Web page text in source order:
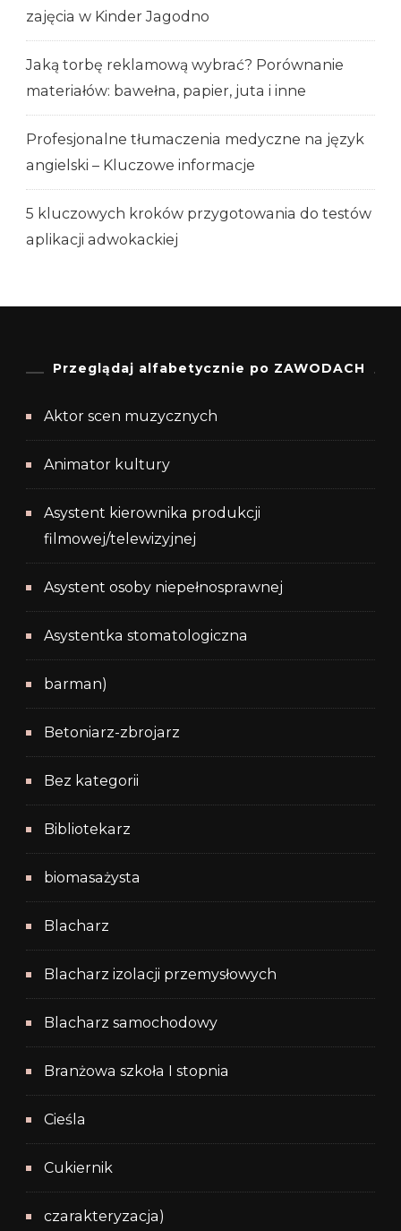
zajęcia w Kinder Jagodno
Jaką torbę reklamową wybrać? Porównanie
materiałów: bawełna, papier, juta i inne
Profesjonalne tłumaczenia medyczne na język
angielski – Kluczowe informacje
5 kluczowych kroków przygotowania do testów
aplikacji adwokackiej
Przeglądaj alfabetycznie po ZAWODACH
Aktor scen muzycznych
Animator kultury
Asystent kierownika produkcji
filmowej/telewizyjnej
Asystent osoby niepełnosprawnej
Asystentka stomatologiczna
barman)
Betoniarz-zbrojarz
Bez kategorii
Bibliotekarz
biomasażysta
Blacharz
Blacharz izolacji przemysłowych
Blacharz samochodowy
Branżowa szkoła I stopnia
Cieśla
Cukiernik
czarakteryzacja)